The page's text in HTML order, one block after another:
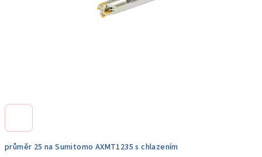
průměr 25 na Sumitomo AXMT1235 s chlazením